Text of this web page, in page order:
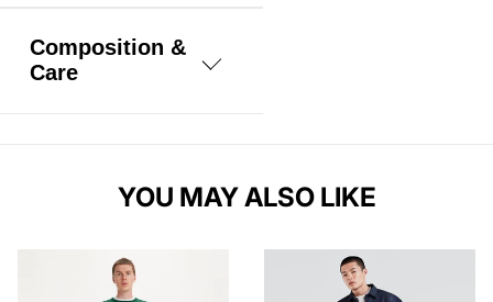
Composition &
Care
ElastaneYOU MAY ALSO LIKE